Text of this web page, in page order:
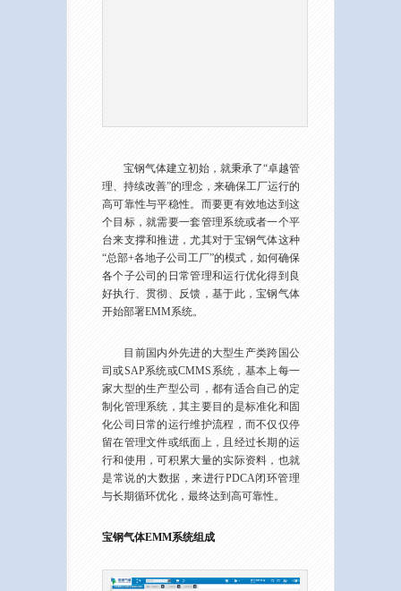
宝钢气体建立初始，就秉承了“卓越管
理、持续改善”的理念，来确保工厂运行的
高可靠性与平稳性。而要更有效地达到这
个目标，就需要一套管理系统或者一个平
台来支撑和推进，尤其对于宝钢气体这种
“总部+各地子公司工厂”的模式，如何确保
各个子公司的日常管理和运行优化得到良
好执行、贯彻、反馈，基于此，宝钢气体
开始部署EMM系统。
目前国内外先进的大型生产类跨国公
司或SAP系统或CMMS系统，基本上每一
家大型的生产型公司，都有适合自己的定
制化管理系统，其主要目的是标准化和固
化公司日常的运行维护流程，而不仅仅停
留在管理文件或纸面上，且经过长期的运
行和使用，可积累大量的实际资料，也就
是常说的大数据，来进行PDCA闭环管理
与长期循环优化，最终达到高可靠性。
宝钢气体EMM系统组成